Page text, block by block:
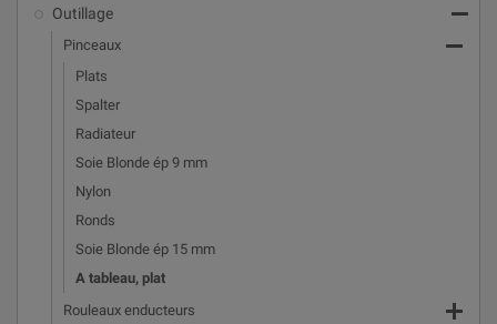
Outillage 
Pinceaux 
Plats
Spalter
Radiateur
Soie Blonde ép 9 mm
Nylon
Ronds
Soie Blonde ép 15 mm
A tableau, plat
Rouleaux enducteurs
